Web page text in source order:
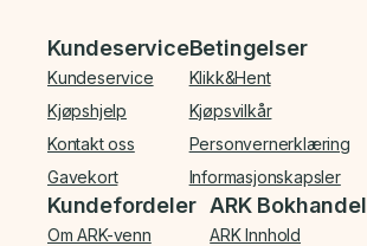
Bunnmeny
Kundeservice
Kundeservice
Kjøpshjelp
Kontakt oss
Gavekort
Betingelser
Klikk&Hent
Kjøpsvilkår
Personvernerklæring
Informasjonskapsler
Kundefordeler
Om ARK-venn
ARK Bokhandel
ARK Innhold